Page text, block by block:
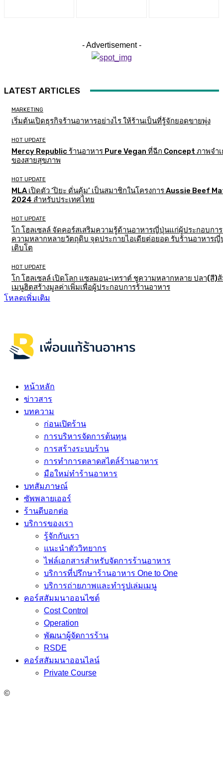
- Advertisement -
LATEST ARTICLES
MARKETING
เริ่มต้นเปิดธุรกิจร้านอาหารอย่างไร ให้ร้านเป็นที่รู้จักยอดขายพุ่ง
HOT UPDATE
Mercy Republic ร้านอาหาร Pure Vegan ที่ฉีก Concept ภาพจำเ
ของสายสุขภาพ
HOT UPDATE
MLA เปิดตัว ‘ปิยะ ดั่นคุ้ม’ เป็นสมาชิกในโครงการ Aussie Beef
2024 สำหรับประเทศไทย
HOT UPDATE
โก โฮลเซลล์ จัดคอร์สเสริมความรู้ด้านอาหารญี่ปุ่นแก่ผู้ประกอบกา
ความหลากหลายวัตถุดิบ จุดประกายไอเดียต่อยอด รับร้านอาหาร
เติบโต
HOT UPDATE
โก โฮลเซลล์ เปิดโลก แซลมอน-เทราต์ ชูความหลากหลาย ปลา(สี)
เมนูฮิตสร้างมูลค่าเพิ่มเพื่อผู้ประกอบการร้านอาหาร
โหลดเพิ่มเติม
หน้าหลัก
ข่าวสาร
บทความ
ก่อนเปิดร้าน
การบริหารจัดการต้นทุน
การสร้างระบบร้าน
การทำการตลาดสไตล์ร้านอาหาร
มือใหม่ทำร้านอาหาร
บทสัมภาษณ์
ซัพพลายเออร์
ร้านดีบอกต่อ
บริการของเรา
รู้จักกับเรา
แนะนำตัววิทยากร
ไฟล์เอกสารสำหรับจัดการร้านอาหาร
บริการที่ปรึกษาร้านอาหาร One to One
บริการถ่ายภาพและทำรูปเล่มเมนู
คอร์สสัมมนาออนไซต์
Cost Control
Operation
พัฒนาผู้จัดการร้าน
RSDE
คอร์สสัมมนาออนไลน์
Private Course
©